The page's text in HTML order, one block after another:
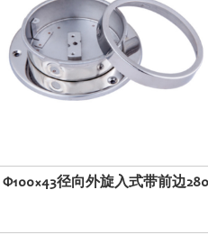
Φ100×43径向外旋入式带前边280